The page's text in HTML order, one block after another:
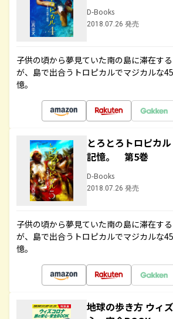
D-Books
2018.07.26 発売
子供の頃から夢見ていた南の島に滞在す
が、島で出合うトロピカルでマジカルな
憶。
とろとろトロピカ
記憶。 第5巻
D-Books
2018.07.26 発売
子供の頃から夢見ていた南の島に滞在す
が、島で出合うトロピカルでマジカルな
憶。
地球の歩き方 ウィ